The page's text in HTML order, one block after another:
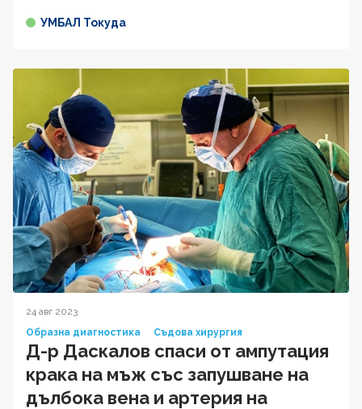
УМБАЛ Токуда
24 авг 2023
Образна диагностика
Съдова хирургия
Д-р Даскалов спаси от ампутация
крака на мъж със запушване на
дълбока вена и артерия на